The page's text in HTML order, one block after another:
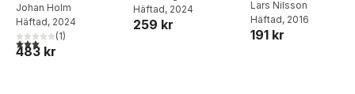
Johan Holm
Häftad, 2024
3,0utav 5 stjärnor. Totalt antal röster:
(1)
483 kr
bakslag 1945-1999
Häftad, 2024
259 kr
och besökstips
Lars Nilsson
Häftad, 2016
191 kr